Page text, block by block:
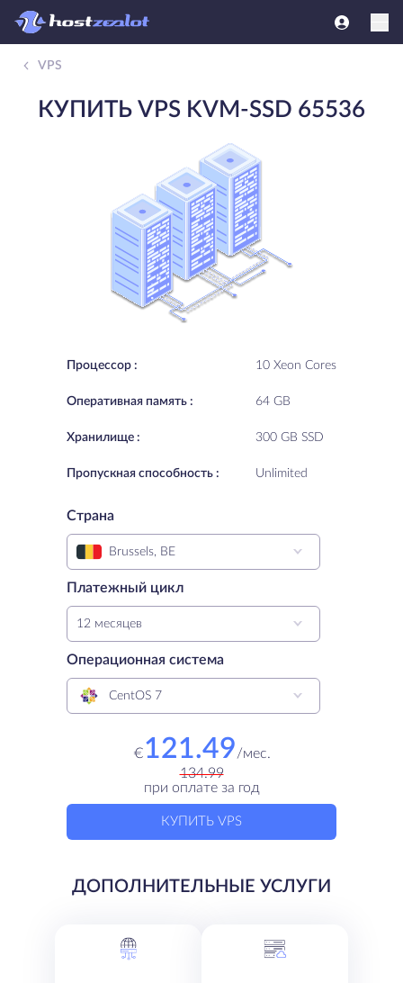
VPS
КУПИТЬ VPS KVM-SSD 65536
Процессор :
Oперативная память :
Хранилище :
Пропускная способность :
10 Xeon Cores
64 GB
300 GB SSD
Unlimited
Страна
Brussels, BE
Платежный цикл
12 месяцев
Операционная система
CentOS 7
€121.49/мес.
134.99
при оплате за год
КУПИТЬ VPS
ДОПОЛНИТЕЛЬНЫЕ УСЛУГИ